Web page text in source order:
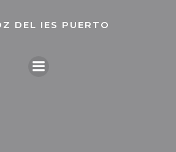
al
DEL IES PUERTO